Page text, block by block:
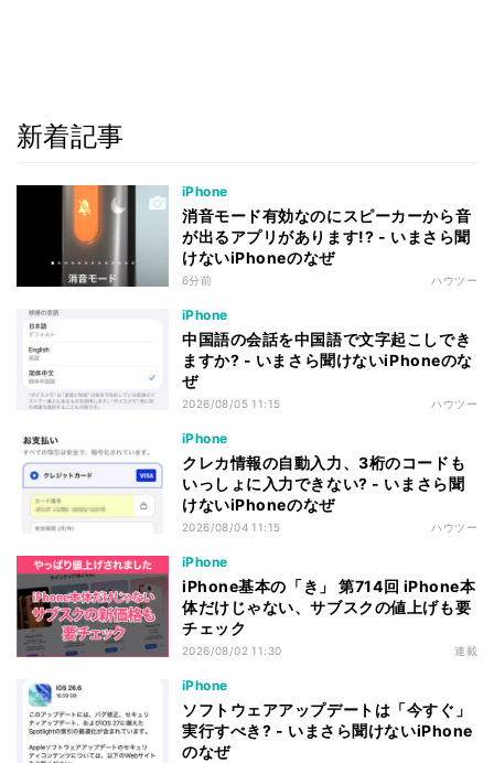
新着記事
iPhone
消音モード有効なのにスピーカーから音
が出るアプリがあります!? - いまさら聞
けないiPhoneのなぜ
6分前 ハウツー
iPhone
中国語の会話を中国語で文字起こしでき
ますか? - いまさら聞けないiPhoneのな
ぜ
2026/08/05 11:15 ハウツー
iPhone
クレカ情報の自動入力、3桁のコードも
いっしょに入力できない? - いまさら聞
けないiPhoneのなぜ
2026/08/04 11:15 ハウツー
iPhone
iPhone基本の「き」 第714回 iPhone本
体だけじゃない、サブスクの値上げも要
チェック
2026/08/02 11:30 連載
iPhone
ソフトウェアアップデートは「今すぐ」
実行すべき? - いまさら聞けないiPhone
のなぜ